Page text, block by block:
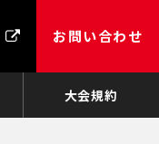
お問い合わせ
大会規約